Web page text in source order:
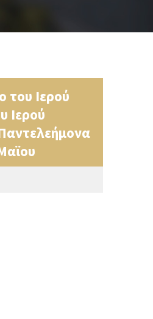
Ιερού
Ιερού